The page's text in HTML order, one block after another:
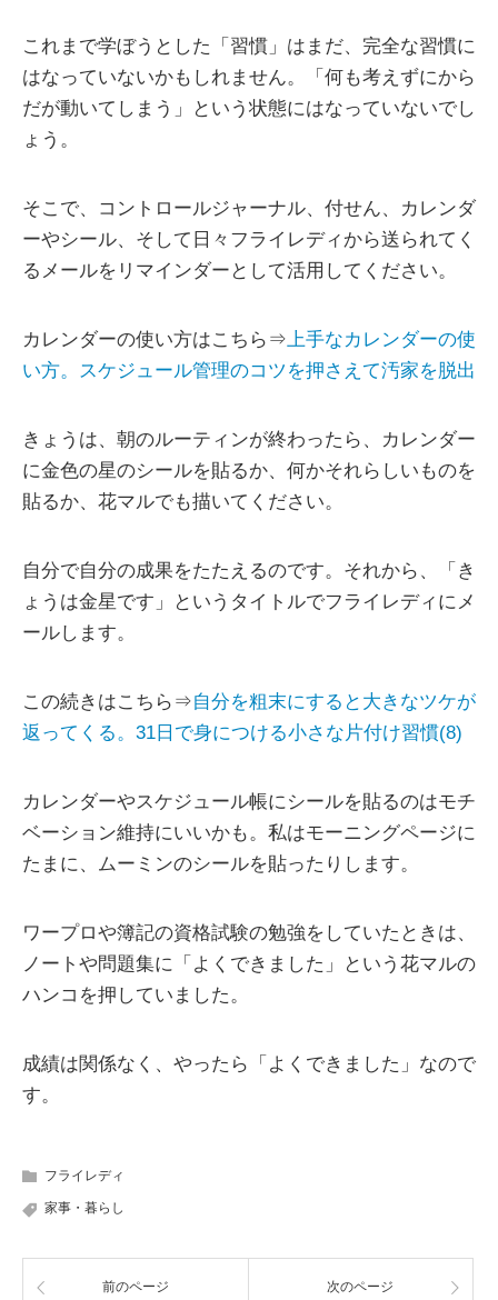
これまで学ぼうとした「習慣」はまだ、完全な習慣に
はなっていないかもしれません。「何も考えずにから
だが動いてしまう」という状態にはなっていないでし
ょう。
そこで、コントロールジャーナル、付せん、カレンダ
ーやシール、そして日々フライレディから送られてく
るメールをリマインダーとして活用してください。
カレンダーの使い方はこちら⇒上手なカレンダーの使
い方。スケジュール管理のコツを押さえて汚家を脱出
きょうは、朝のルーティンが終わったら、カレンダー
に金色の星のシールを貼るか、何かそれらしいものを
貼るか、花マルでも描いてください。
自分で自分の成果をたたえるのです。それから、「き
ょうは金星です」というタイトルでフライレディにメ
ールします。
この続きはこちら⇒自分を粗末にすると大きなツケが
返ってくる。31日で身につける小さな片付け習慣(8)
カレンダーやスケジュール帳にシールを貼るのはモチ
ベーション維持にいいかも。私はモーニングページに
たまに、ムーミンのシールを貼ったりします。
ワープロや簿記の資格試験の勉強をしていたときは、
ノートや問題集に「よくできました」という花マルの
ハンコを押していました。
成績は関係なく、やったら「よくできました」なので
す。
フライレディ
家事・暮らし
前のページ 次のページ